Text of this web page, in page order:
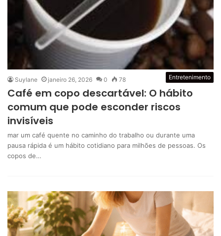
Entretenimento
Suylane janeiro 26, 2026 0 78
Café em copo descartável: O hábito
comum que pode esconder riscos
invisíveis
mar um café quente no caminho do trabalho ou durante uma
pausa rápida é um hábito cotidiano para milhões de pessoas. Os
copos de…